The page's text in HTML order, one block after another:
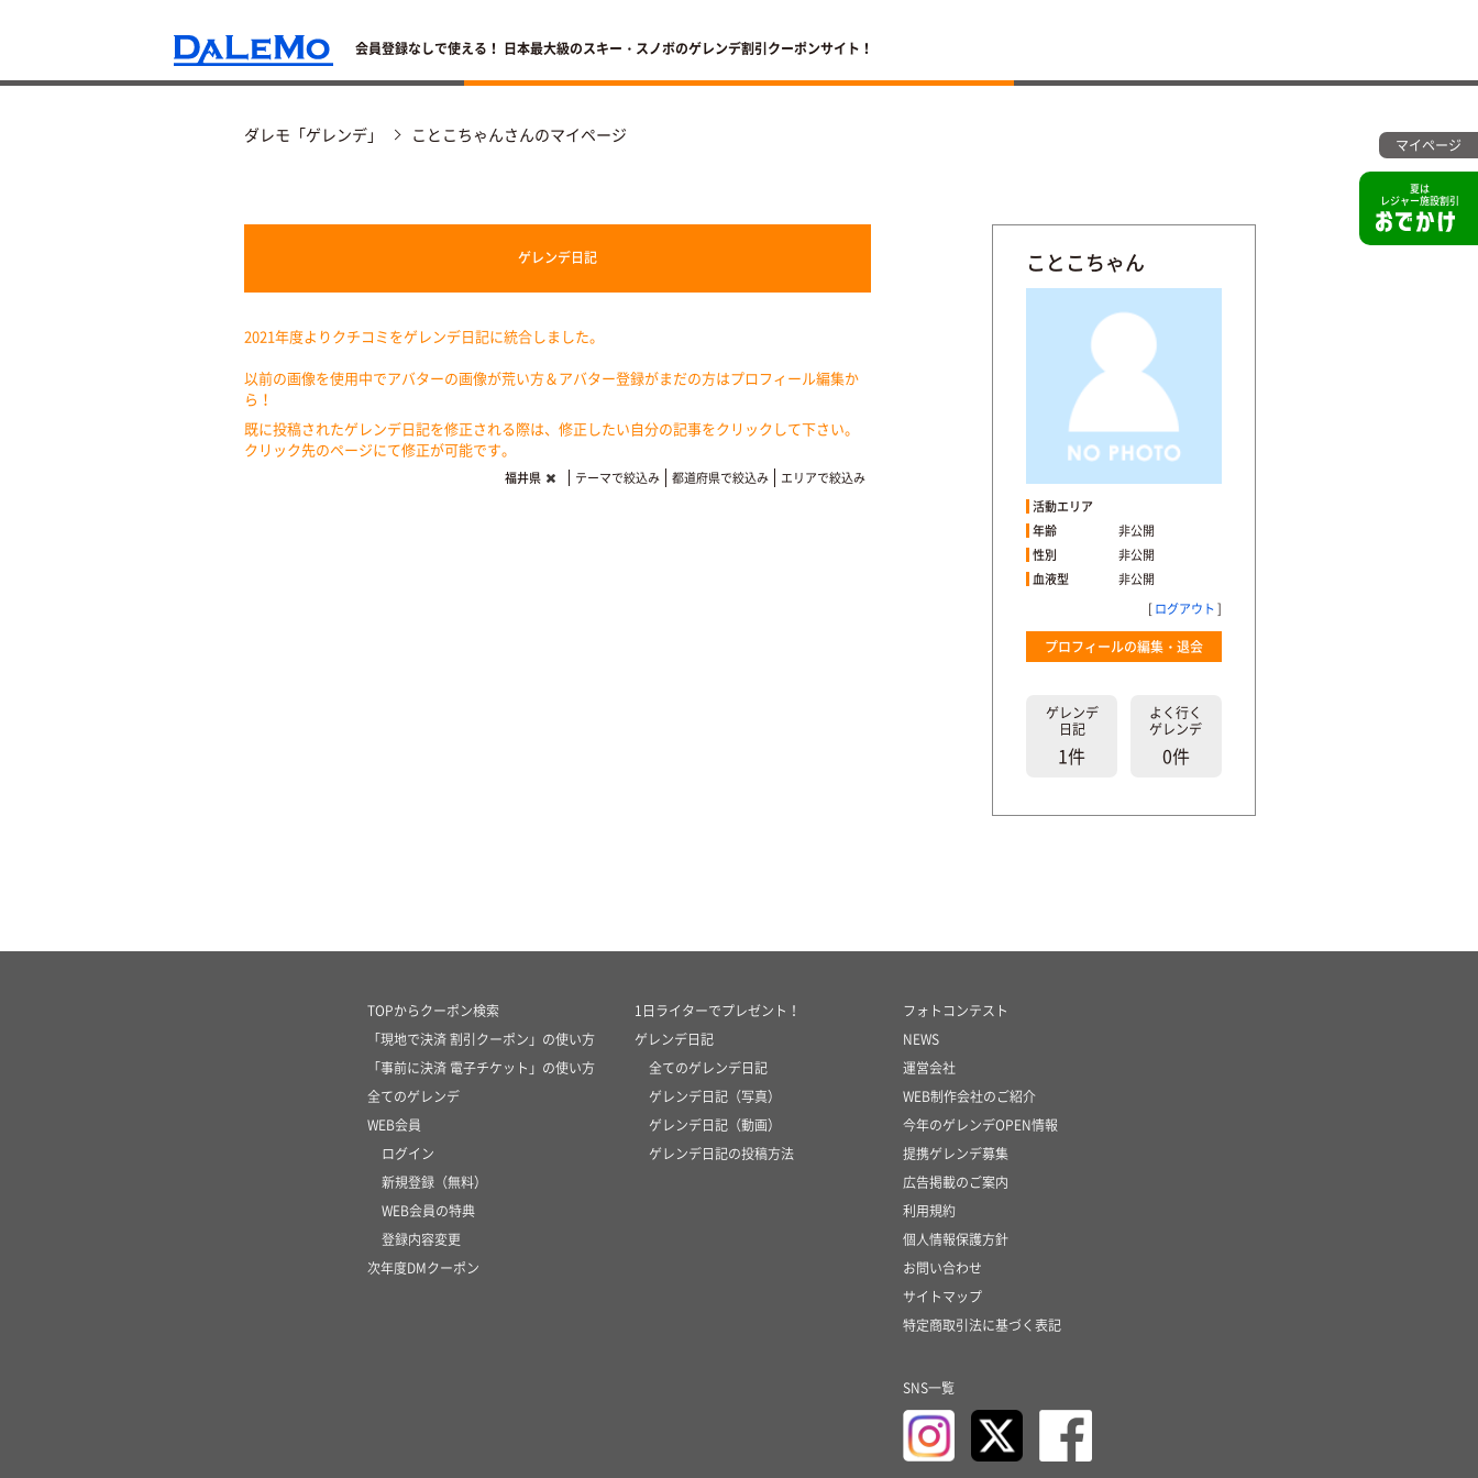
会員登録なしで使える！ 日本最大級のスキー・スノボのゲレンデ割引クーポンサイト！
夏は
レジャー施設割引
マイページ
ダレモ「ゲレンデ」 ことこちゃんさんのマイページ
ゲレンデ日記
2021年度よりクチコミをゲレンデ日記に統合しました。
以前の画像を使用中でアバターの画像が荒い方＆アバター登録がまだの方はプロフィール編集か
ら！
既に投稿されたゲレンデ日記を修正される際は、修正したい自分の記事をクリックして下さい。
クリック先のページにて修正が可能です。
福井県 テーマで絞込み 都道府県で絞込み エリアで絞込み
ことこちゃん
活動エリア
年齢
非公開
性別
非公開
血液型
非公開
[ログアウト]
プロフィールの編集・退会
ゲレンデ
日記
1件
よく行く
ゲレンデ
0件
TOPからクーポン検索
「現地で決済 割引クーポン」の使い方
「事前に決済 電子チケット」の使い方
全てのゲレンデ
WEB会員
ログイン
新規登録（無料）
WEB会員の特典
登録内容変更
次年度DMクーポン
1日ライターでプレゼント！
ゲレンデ日記
全てのゲレンデ日記
ゲレンデ日記（写真）
ゲレンデ日記（動画）
ゲレンデ日記の投稿方法
フォトコンテスト
NEWS
運営会社
WEB制作会社のご紹介
今年のゲレンデOPEN情報
提携ゲレンデ募集
広告掲載のご案内
利用規約
個人情報保護方針
お問い合わせ
サイトマップ
特定商取引法に基づく表記
SNS一覧